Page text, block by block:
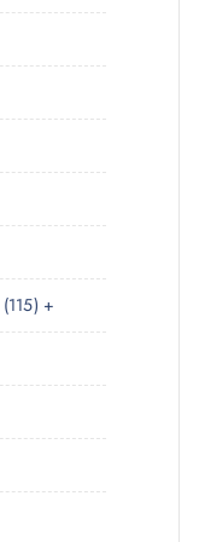
1151
1
t
r
é
+